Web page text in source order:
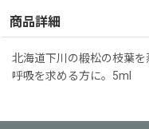
商品詳細
北海道下川の椴松の枝葉
呼吸を求める方に。5ml